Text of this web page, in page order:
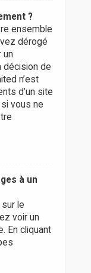
?
ensemble
dérogé
un
décision de
n’est
d’un site
vous ne
à un
sur le
voir un
En cliquant